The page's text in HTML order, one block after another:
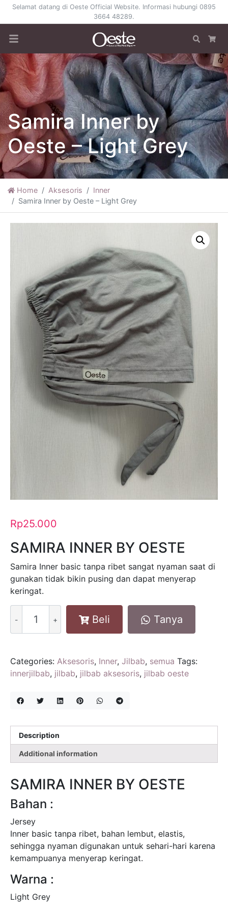
Selamat datang di Oeste Official Website. Informasi hubungi 0895
3664 48289.
Search
Samira Inner by
Oeste – Light Grey
Home Aksesoris
Inner
Samira Inner by Oeste – Light Grey
Rp25.000
SAMIRA INNER BY OESTE
Samira Inner basic tanpa ribet sangat nyaman saat di
gunakan tidak bikin pusing dan dapat menyerap
keringat.
Inner
by
-
Light
quantity
Beli Tanya
Categories: Aksesoris, Inner, Jilbab, semua Tags:
innerjilbab, jilbab, jilbab aksesoris, jilbab oeste
Description
Additional information
SAMIRA INNER BY OESTE
Bahan :
Jersey
Inner basic tanpa ribet, bahan lembut, elastis,
sehingga nyaman digunakan untuk sehari-hari karena
kemampuanya menyerap keringat.
Warna :
Light Grey